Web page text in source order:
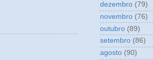
dezembro (79)
novembro (76)
outubro (89)
setembro (86)
agosto (90)